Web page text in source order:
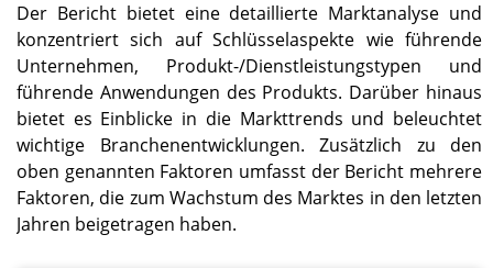
Der Bericht bietet eine detaillierte Marktanalyse und
konzentriert sich auf Schlüsselaspekte wie führende
Unternehmen, Produkt-/Dienstleistungstypen und
führende Anwendungen des Produkts. Darüber hinaus
bietet es Einblicke in die Markttrends und beleuchtet
wichtige Branchenentwicklungen. Zusätzlich zu den
oben genannten Faktoren umfasst der Bericht mehrere
Faktoren, die zum Wachstum des Marktes in den letzten
Jahren beigetragen haben.